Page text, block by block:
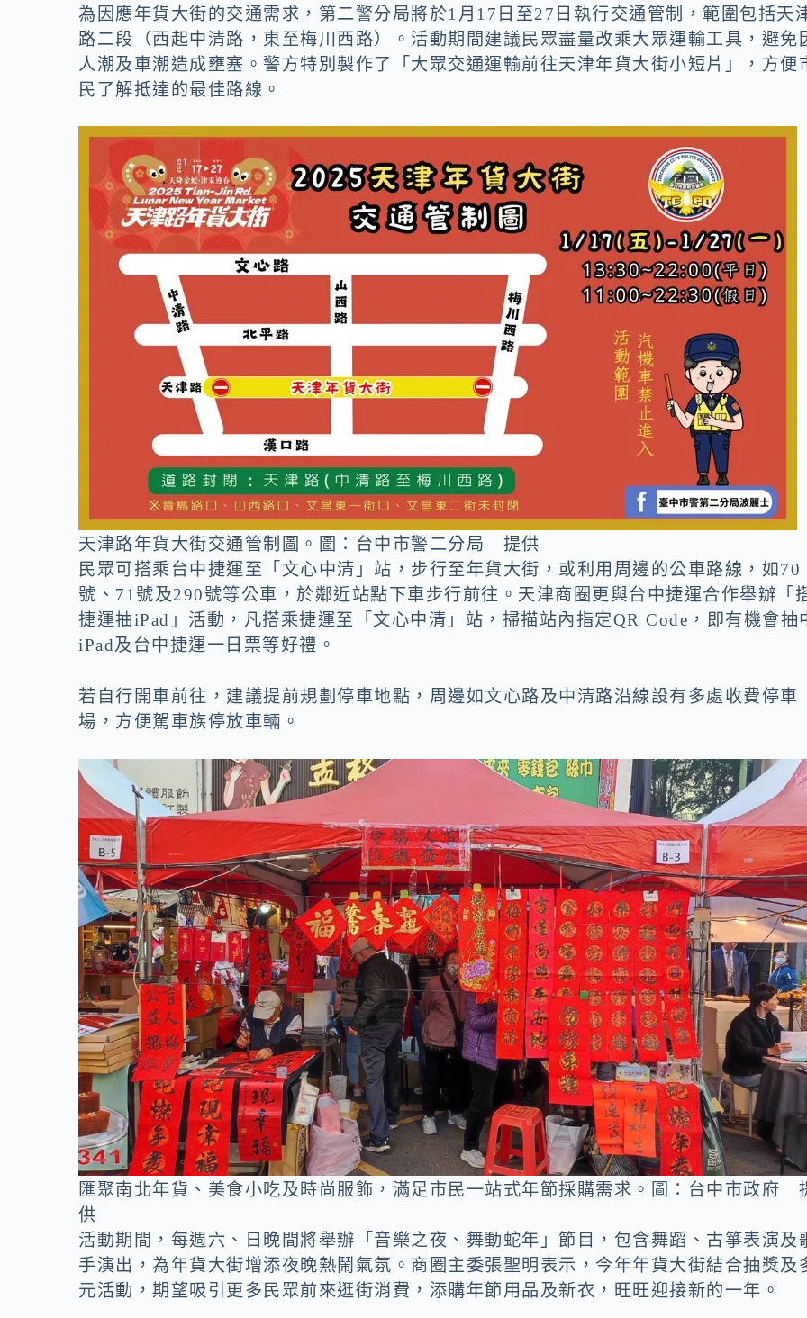
為因應年貨大街的交通需求，第二警分局將於1月17日至27日執行交通管制，範圍包括天
路二段（西起中清路，東至梅川西路）。活動期間建議民眾盡量改乘大眾運輸工具，避免
人潮及車潮造成壅塞。警方特別製作了「大眾交通運輸前往天津年貨大街小短片」，方便
民了解抵達的最佳路線。
天津路年貨大街交通管制圖。圖：台中市警二分局 提供
民眾可搭乘台中捷運至「文心中清」站，步行至年貨大街，或利用周邊的公車路線，如70
號、71號及290號等公車，於鄰近站點下車步行前往。天津商圈更與台中捷運合作舉辦「
捷運抽iPad」活動，凡搭乘捷運至「文心中清」站，掃描站內指定QR Code，即有機會抽
iPad及台中捷運一日票等好禮。
若自行開車前往，建議提前規劃停車地點，周邊如文心路及中清路沿線設有多處收費停車
場，方便駕車族停放車輛。
匯聚南北年貨、美食小吃及時尚服飾，滿足市民一站式年節採購需求。圖：台中市政府
供
活動期間，每週六、日晚間將舉辦「音樂之夜、舞動蛇年」節目，包含舞蹈、古箏表演及
手演出，為年貨大街增添夜晚熱鬧氣氛。商圈主委張聖明表示，今年年貨大街結合抽獎及
元活動，期望吸引更多民眾前來逛街消費，添購年節用品及新衣，旺旺迎接新的一年。